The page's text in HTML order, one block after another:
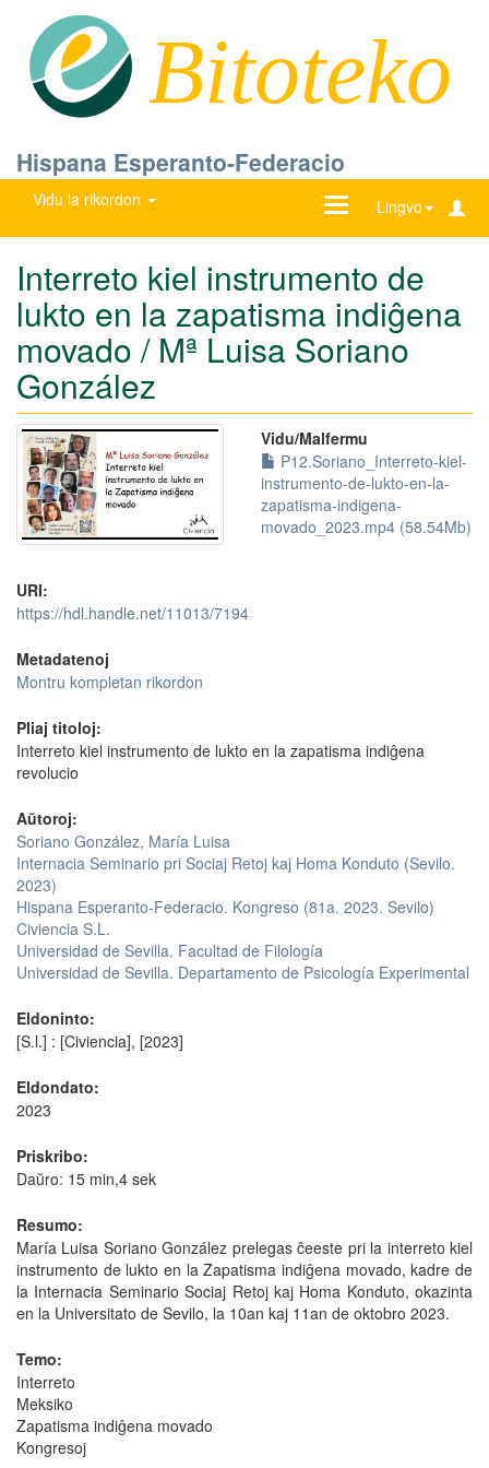
Bitoteko
Hispana Esperanto-Federacio
Vidu la rikordon Lingvo
Ŝanĝu
Interreto kiel instrumento de
lukto en la zapatisma indiĝena
movado / Mª Luisa Soriano
González
Vidu/Malfermu
P12.Soriano_Interreto-kiel-
instrumento-de-lukto-en-la-
zapatisma-indigena-
movado_2023.mp4 (58.54Mb)
URI:
https://hdl.handle.net/11013/7194
Metadatenoj
Montru kompletan rikordon
Pliaj titoloj:
Interreto kiel instrumento de lukto en la zapatisma indiĝena
revolucio
Aŭtoroj:
Soriano González, María Luisa
Internacia Seminario pri Sociaj Retoj kaj Homa Konduto (Sevilo.
2023)
Hispana Esperanto-Federacio. Kongreso (81a. 2023. Sevilo)
Civiencia S.L.
Universidad de Sevilla. Facultad de Filología
Universidad de Sevilla. Departamento de Psicología Experimental
Eldoninto:
[S.l.] : [Civiencia], [2023]
Eldondato:
2023
Priskribo:
Daŭro: 15 min,4 sek
Resumo:
María Luisa Soriano González prelegas ĉeeste pri la interreto kiel
instrumento de lukto en la Zapatisma indiĝena movado, kadre de
la Internacia Seminario Sociaj Retoj kaj Homa Konduto, okazinta
en la Universitato de Sevilo, la 10an kaj 11an de oktobro 2023.
Temo:
Interreto
Meksiko
Zapatisma indiĝena movado
Kongresoj